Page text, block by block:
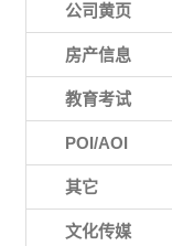
公司黄页
房产信息
教育考试
POI/AOI
其它
文化传媒